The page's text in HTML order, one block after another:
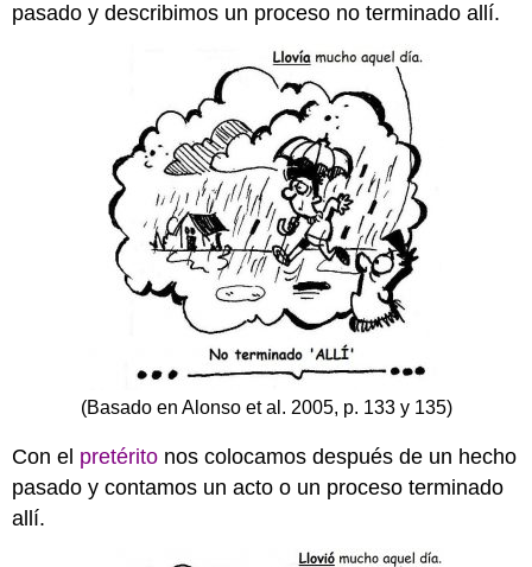
pasado y describimos un proceso no terminado allí.
(Basado en Alonso et al. 2005, p. 133 y 135)
Con el pretérito nos colocamos después de un hecho
pasado y contamos un acto o un proceso terminado
allí.